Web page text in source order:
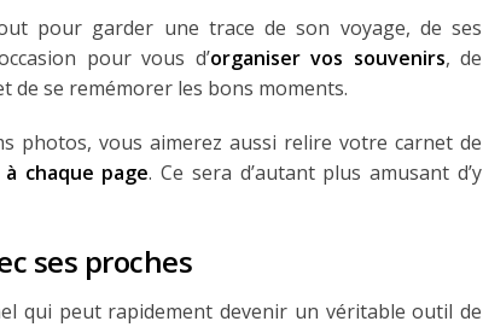
pour garder une trace de son voyage, de ses
pour vous d’organiser vos souvenirs, de
de se remémorer les bons moments.
photos, vous aimerez aussi relire votre carnet de
chaque page. Ce sera d’autant plus amusant d’y
ses proches
qui peut rapidement devenir un véritable outil de